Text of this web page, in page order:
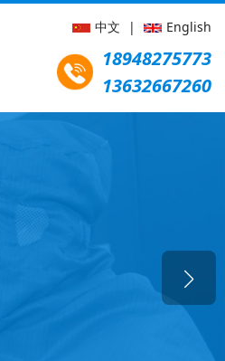
中文 | English
18948275773
13632667260